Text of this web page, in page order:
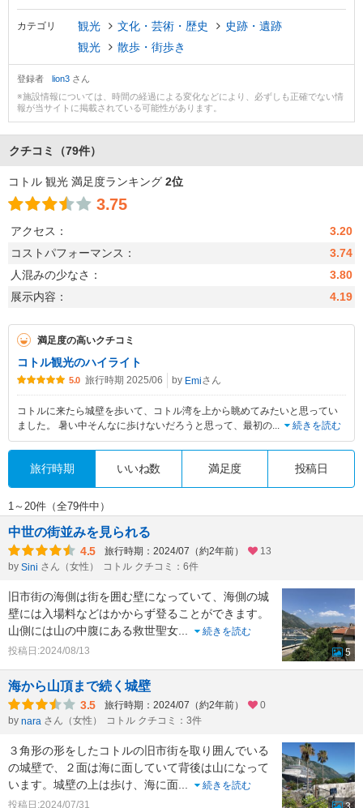
カテゴリ 観光 文化・芸術・歴史
史跡・遺跡
観光
散歩・街歩き
登録者 lion3 さん
※施設情報については、時間の経過による変化などにより、必ずしも正確でない情
報が当サイトに掲載されている可能性があります。
クチコミ （79件）
コトル 観光 満足度ランキング 2位
3.75
アクセス：
3.20
コストパフォーマンス：
3.74
人混みの少なさ：
3.80
展示内容：
4.19
満足度の高いクチコミ
コトル観光のハイライト
5.0 旅行時期 2025/06 by Emiさん
コトルに来たら城壁を歩いて、コトル湾を上から眺めてみたいと思ってい
ました。 暑い中そんなに歩けないだろうと思って、最初の... 続きを読む
旅行時期 いいね数 満足度 投稿日
1～20件（全79件中）
中世の街並みを見られる
4.5 旅行時期：2024/07（約2年前）
13
by Sini さん（女性） コトル クチコミ：6件
旧市街の海側は街を囲む壁になっていて、海側の城
壁には入場料などはかからず登ることができます。
山側には山の中腹にある救世聖女
続きを読む
投稿日:2024/08/13
5
海から山頂まで続く城壁
3.5 旅行時期：2024/07（約2年前）
0
by nara さん（女性） コトル クチコミ：3件
３角形の形をしたコトルの旧市街を取り囲んでいる
の城壁で、２面は海に面していて背後は山になって
います。城壁の上は歩け、海に面
続きを読む
投稿日:2024/07/31